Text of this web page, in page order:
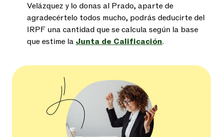
Velázquez y lo donas al Prado, aparte de
agradecértelo todos mucho, podrás deducirte del
IRPF una cantidad que se calcula según la base
que estime la Junta de Calificación.